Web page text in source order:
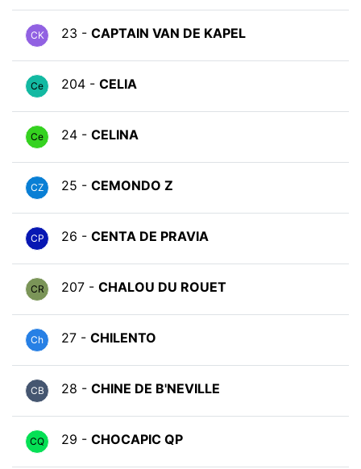
CK 23 - CAPTAIN VAN DE KAPEL
Ce 204 - CELIA
Ce 24 - CELINA
CZ 25 - CEMONDO Z
CP 26 - CENTA DE PRAVIA
CR 207 - CHALOU DU ROUET
Ch 27 - CHILENTO
CB 28 - CHINE DE B'NEVILLE
CQ 29 - CHOCAPIC QP